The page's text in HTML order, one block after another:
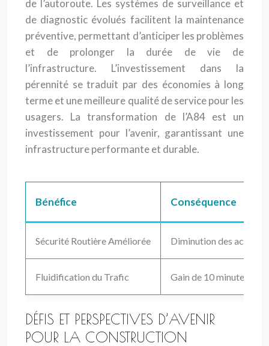
de l’autoroute. Les systèmes de surveillance et
de diagnostic évolués facilitent la maintenance
préventive, permettant d’anticiper les problèmes
et de prolonger la durée de vie de
l’infrastructure. L’investissement dans la
pérennité se traduit par des économies à long
terme et une meilleure qualité de service pour les
usagers. La transformation de l’A84 est un
investissement pour l’avenir, garantissant une
infrastructure performante et durable.
Bénéfice Conséquence
Sécurité Routière Améliorée Diminution des
Fluidification du Trafic Gain de 10 minutes en
DÉFIS ET PERSPECTIVES D’AVENIR
POUR LA CONSTRUCTION